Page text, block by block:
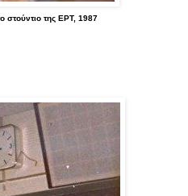
στούντιο της ΕΡΤ, 1987